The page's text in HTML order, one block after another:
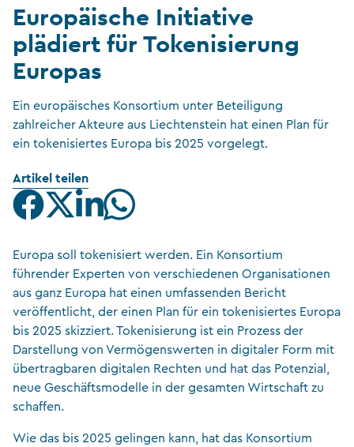
Europäische Initiative
plädiert für Tokenisierung
Europas
Ein europäisches Konsortium unter Beteiligung
zahlreicher Akteure aus Liechtenstein hat einen Plan für
ein tokenisiertes Europa bis 2025 vorgelegt.
Artikel teilen
Europa soll tokenisiert werden. Ein Konsortium
führender Experten von verschiedenen Organisationen
aus ganz Europa hat einen umfassenden Bericht
veröffentlicht, der einen Plan für ein tokenisiertes Europa
bis 2025 skizziert. Tokenisierung ist ein Prozess der
Darstellung von Vermögenswerten in digitaler Form mit
übertragbaren digitalen Rechten und hat das Potenzial,
neue Geschäftsmodelle in der gesamten Wirtschaft zu
schaffen.
Wie das bis 2025 gelingen kann, hat das Konsortium